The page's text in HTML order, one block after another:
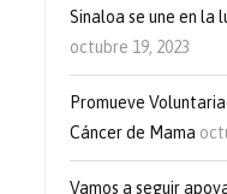
Sinaloa se une en la
octubre 19, 2023
Promueve
Cáncer de Mama
Vamos a seguir